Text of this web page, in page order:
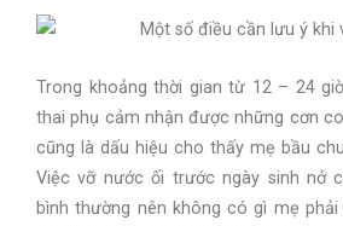
Trong khoảng thời gian từ 12 – 24
thai phụ cảm nhận được những cơn
cũng là dấu hiệu cho thấy mẹ bầu
Việc vỡ nước ối trước ngày sinh nở
bình thường nên không có gì mẹ